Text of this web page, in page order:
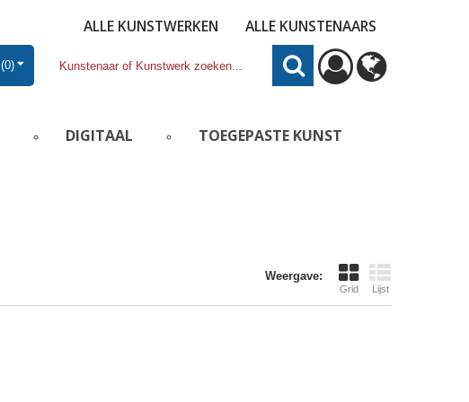
ALLE KUNSTWERKEN ALLE KUNSTENAARS
(0)
DIGITAAL TOEGEPASTE KUNST
Weergave:
Grid Lijst